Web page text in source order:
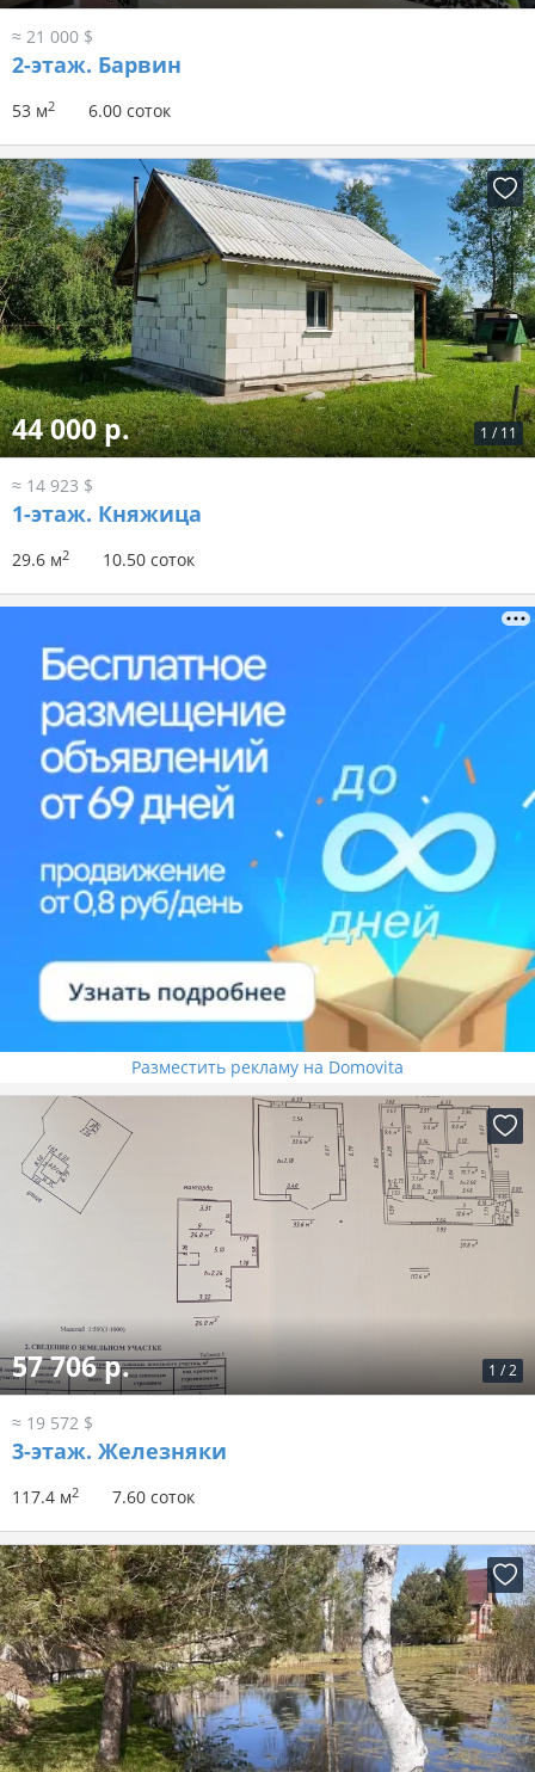
≈ 21 000 $
2-этаж. Барвин
53 м2 6.00 соток
1 / 11
44 000 р.
≈ 14 923 $
1-этаж. Княжица
29.6 м2 10.50 соток
Разместить рекламу на Domovita
1 /2
57 706 р.
≈ 19 572 $
3-этаж. Железняки
117.4 м2 7.60 соток